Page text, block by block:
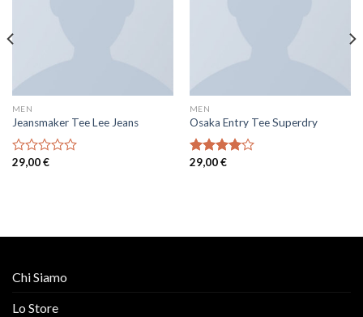
MEN
Jeansmaker Tee Lee Jeans
Valutato
29,00€
MEN
Osaka Entry Tee Superdry
Valutato
29,00€
Chi Siamo
Lo Store